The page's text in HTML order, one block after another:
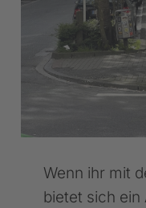
Wenn ihr mit
bietet sich ein